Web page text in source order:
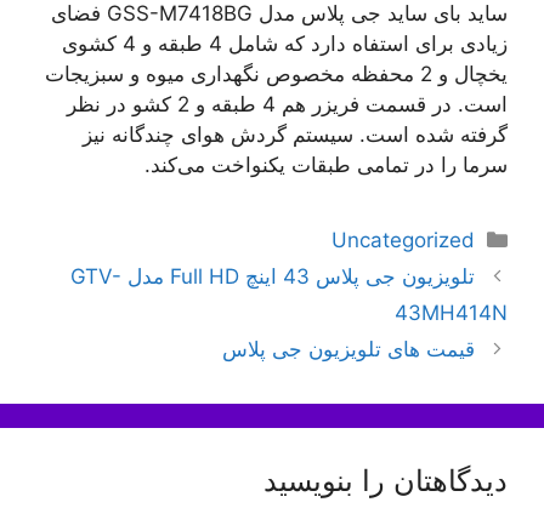
ساید بای ساید جی پلاس مدل GSS-M7418BG فضای
زیادی برای استفاه دارد که شامل 4 طبقه و 4 کشوی
یخچال و 2 محفظه مخصوص نگهداری میوه و سبزیجات
است. در قسمت فریزر هم 4 طبقه و 2 کشو در نظر
گرفته شده است. سیستم گردش هوای چندگانه نیز
سرما را در تمامی طبقات یکنواخت می‌کند.
دسته‌ها
Uncategorized
ناوبری
نوشته‌ها
تلویزیون جی پلاس 43 اینچ Full HD مدل GTV-
43MH414N
قیمت های تلویزیون جی پلاس
دیدگاهتان را بنویسید